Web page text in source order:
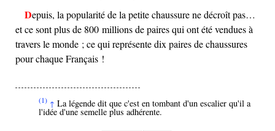
Depuis, la popularité de la petite chaussure ne décroît pas…
et ce sont plus de 800 millions de paires qui ont été vendues à
travers le monde ; ce qui représente dix paires de chaussures
pour chaque Français !
(1) ↑ La légende dit que c'est en tombant d'un escalier qu'il a
l'idée d'une semelle plus adhérente.